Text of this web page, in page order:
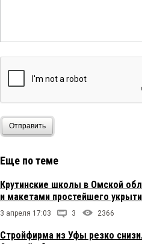
раскудахтались в
смешно читать
8 ноября 2025 в
столько лет
Почти 30 лет многое
сёлами, не везде
патриотическое
возвращается в район
удалось сохранить
лечения ужасные:
Отправить
Еще по теме
Крутинские школы в Омской
и макетами простейшего
3 апреля 17:03 3 2366
Стройфирма из Уфы резко